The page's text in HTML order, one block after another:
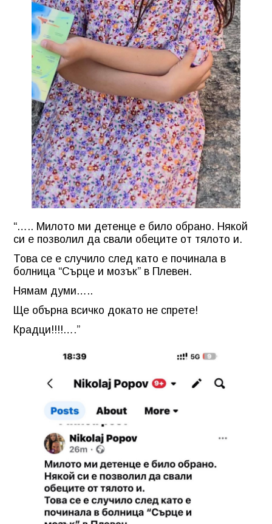
“….. Милото ми детенце е било обрано. Някой
си е позволил да свали обеците от тялото и.
Това се е случило след като е починала в
болница “Сърце и мозък” в Плевен.
Нямам думи…..
Ще обърна всичко докато не спрете!
Крадци!!!!….”